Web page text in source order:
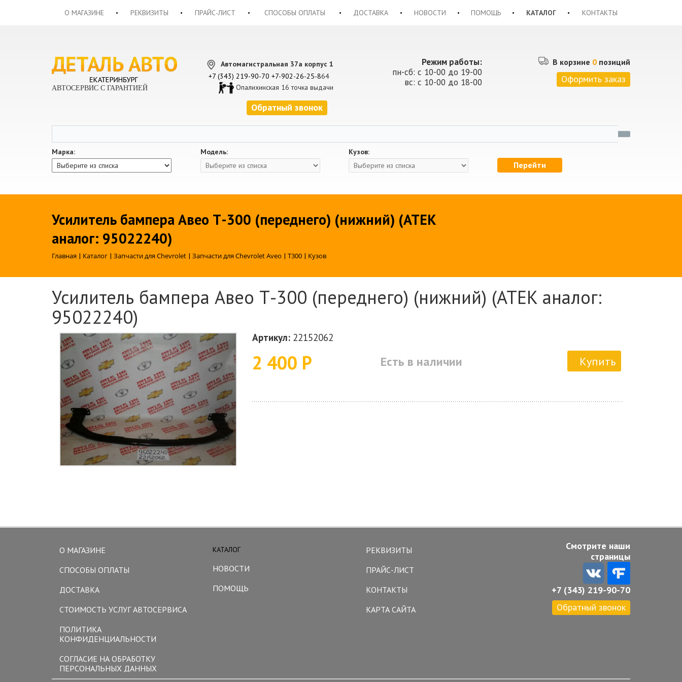
О МАГАЗИНЕ РЕКВИЗИТЫ ПРАЙС-ЛИСТ СПОСОБЫ ОПЛАТЫ ДОСТАВКА НОВОСТИ ПОМОЩЬ КАТАЛОГ КОНТАКТЫ
АВТОСЕРВИС С ГАРАНТИЕЙ
Автомагистральная 37а корпус 1
+7 (343) 219-90-70 +7-902-26-25-864
Опалихинская 16 точка выдачи
Обратный звонок
Режим работы:
пн-сб: с 10-00 до 19-00
вс: с 10-00 до 18-00
В корзине 0 позиций
Оформить заказ
Марка: Модель: Кузов:
Перейти
Усилитель бампера Авео Т-300 (переднего) (нижний) (ATEK
аналог: 95022240)
Главная | Каталог | Запчасти для Chevrolet | Запчасти для Chevrolet Aveo | T300 | Кузов
Усилитель бампера Авео Т-300 (переднего) (нижний) (ATEK аналог:
95022240)
Артикул: 22152062
2 400 Р Есть в наличии Купить
О МАГАЗИНЕ
СПОСОБЫ ОПЛАТЫ
ДОСТАВКА
СТОИМОСТЬ УСЛУГ АВТОСЕРВИСА
КАТАЛОГ
НОВОСТИ
ПОМОЩЬ
РЕКВИЗИТЫ
ПРАЙС-ЛИСТ
КОНТАКТЫ
КАРТА САЙТА
ПОЛИТИКА
КОНФИДЕНЦИАЛЬНОСТИ
СОГЛАСИЕ НА ОБРАБОТКУ
ПЕРСОНАЛЬНЫХ ДАННЫХ
Смотрите наши
страницы
+7 (343) 219-90-70
Обратный звонок